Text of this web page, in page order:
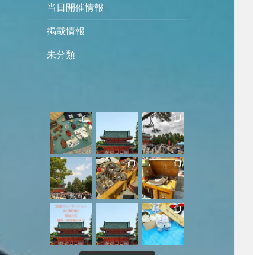
当日開催情報
掲載情報
未分類